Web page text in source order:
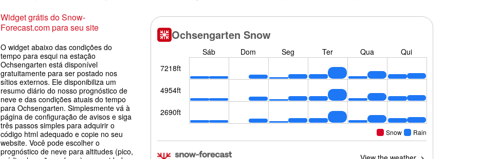
Widget grátis do Snow-
Forecast.com para seu site
O widget abaixo das condições do
tempo para esqui na estação
Ochsengarten está disponível
gratuitamente para ser postado nos
sítios externos. Ele disponibiliza um
resumo diário do nosso prognóstico de
neve e das condições atuais do tempo
para Ochsengarten. Simplesmente vá à
página de configuração de avisos e siga
três passos simples para adquirir o
código html adequado e copie no seu
website. Você pode escolher o
prognóstico de neve para altitudes (pico,